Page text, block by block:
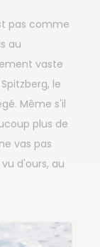
pas comme
au
vaste
le
Même s'il
plus de
vas pas
d'ours, au